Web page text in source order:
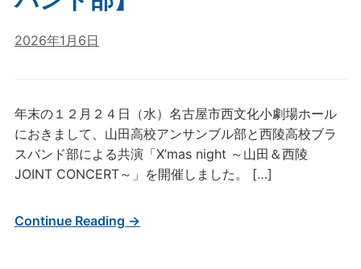
2026年1月6日
年末の１２月２４日（水）名古屋市西文化小劇場ホール
におきまして、山田高校アンサンブル部と西陵高校ブラ
スバンド部による共演「X’mas night ～山田＆西陵
JOINT CONCERT～」を開催しました。 […]
Continue Reading →